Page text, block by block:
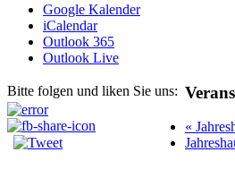
Google Kalender
iCalendar
Outlook 365
Outlook Live
Bitte folgen und liken Sie uns:
«